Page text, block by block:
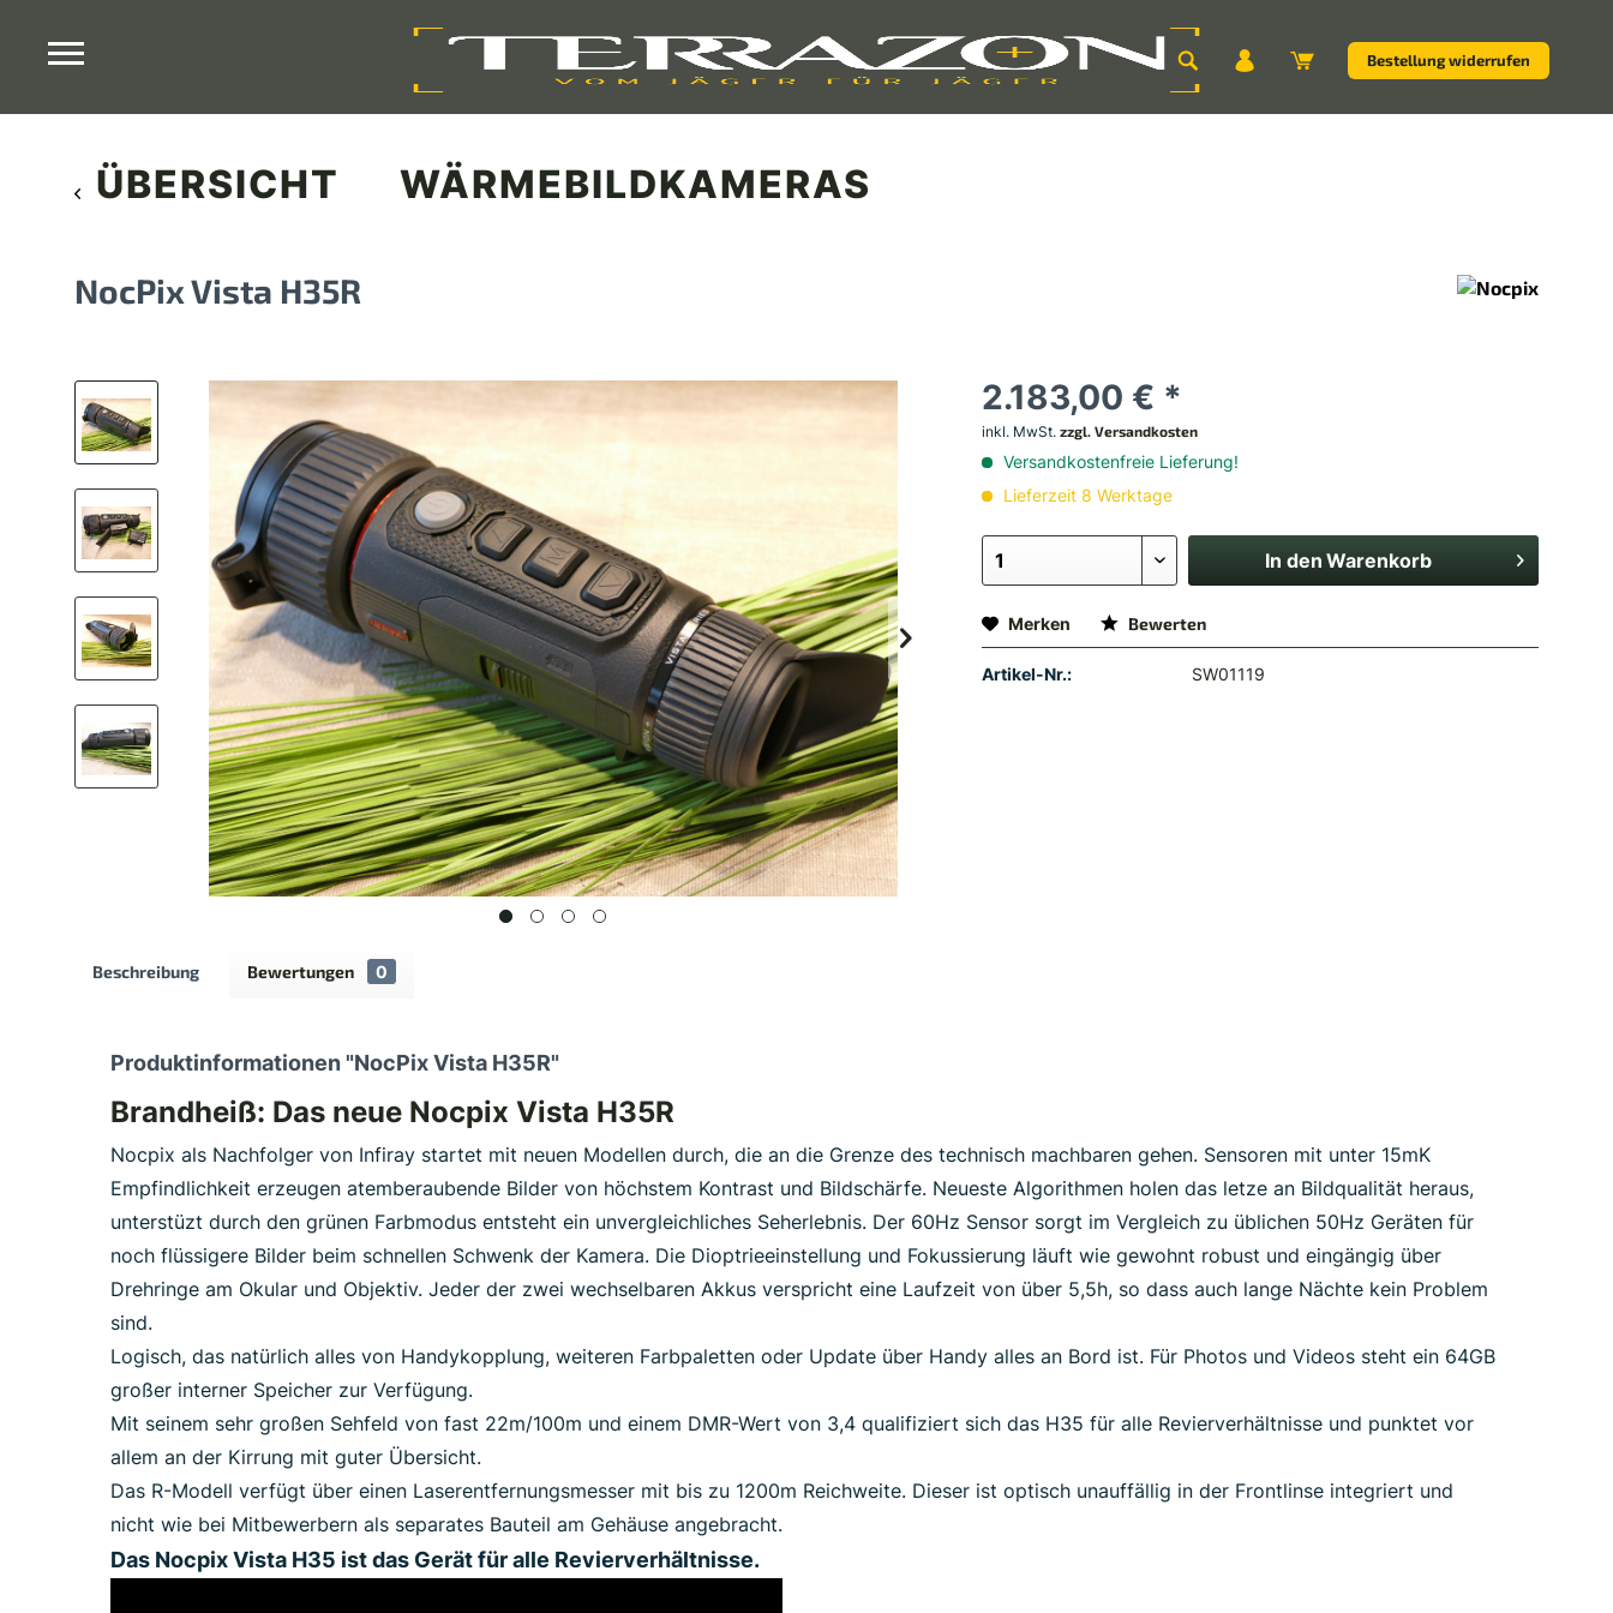
Bestellung widerrufen
ÜBERSICHT WÄRMEBILDKAMERAS
NocPix Vista H35R
2.183,00 € *
inkl. MwSt.zzgl. Versandkosten
Versandkostenfreie Lieferung!
Lieferzeit 8 Werktage
In den Warenkorb
Merken Bewerten
Artikel-Nr.: SW01119
Beschreibung Bewertungen 0
Produktinformationen "NocPix Vista H35R"
Brandheiß: Das neue Nocpix Vista H35R
Nocpix als Nachfolger von Infiray startet mit neuen Modellen durch, die an die Grenze des technisch machbaren gehen. Sensoren mit unter 15mK
Empfindlichkeit erzeugen atemberaubende Bilder von höchstem Kontrast und Bildschärfe. Neueste Algorithmen holen das letze an Bildqualität heraus,
unterstüzt durch den grünen Farbmodus entsteht ein unvergleichliches Seherlebnis. Der 60Hz Sensor sorgt im Vergleich zu üblichen 50Hz Geräten für
noch flüssigere Bilder beim schnellen Schwenk der Kamera. Die Dioptrieeinstellung und Fokussierung läuft wie gewohnt robust und eingängig über
Drehringe am Okular und Objektiv. Jeder der zwei wechselbaren Akkus verspricht eine Laufzeit von über 5,5h, so dass auch lange Nächte kein Problem
sind.
Logisch, das natürlich alles von Handykopplung, weiteren Farbpaletten oder Update über Handy alles an Bord ist. Für Photos und Videos steht ein 64GB
großer interner Speicher zur Verfügung.
Mit seinem sehr großen Sehfeld von fast 22m/100m und einem DMR-Wert von 3,4 qualifiziert sich das H35 für alle Revierverhältnisse und punktet vor
allem an der Kirrung mit guter Übersicht.
Das R-Modell verfügt über einen Laserentfernungsmesser mit bis zu 1200m Reichweite. Dieser ist optisch unauffällig in der Frontlinse integriert und
nicht wie bei Mitbewerbern als separates Bauteil am Gehäuse angebracht.
Das Nocpix Vista H35 ist das Gerät für alle Revierverhältnisse.